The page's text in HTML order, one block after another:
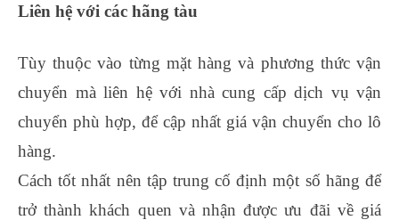
Liên hệ với các hãng tàu
Tùy thuộc vào từng mặt hàng và phương thức vận
chuyển mà liên hệ với nhà cung cấp dịch vụ vận
chuyển phù hợp, để cập nhất giá vận chuyển cho lô
hàng.
Cách tốt nhất nên tập trung cố định một số hãng để
trở thành khách quen và nhận được ưu đãi về giá